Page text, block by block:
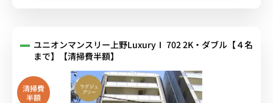
ユニオンマンスリー上野LuxuryⅠ 702 2K・ダブル【４名
まで】【清掃費半額】
清掃費
半額